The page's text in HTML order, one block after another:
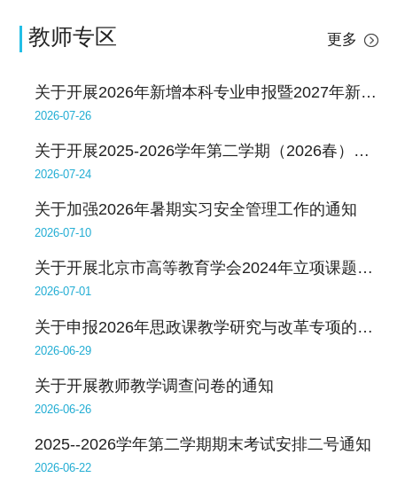
教师专区 更多
关于开展2026年新增本科专业申报暨2027年新增本科专业预申报工作的通知
2026-07-26
关于开展2025-2026学年第二学期（2026春）教师教学自评工作的通知
2026-07-24
关于加强2026年暑期实习安全管理工作的通知
2026-07-10
关于开展北京市高等教育学会2024年立项课题结题工作的通知
2026-07-01
关于申报2026年思政课教学研究与改革专项的通知
2026-06-29
关于开展教师教学调查问卷的通知
2026-06-26
2025--2026学年第二学期期末考试安排二号通知
2026-06-22